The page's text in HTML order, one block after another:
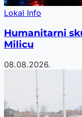
Lokal Info
Humanitarni
Milicu
08.08.2026.